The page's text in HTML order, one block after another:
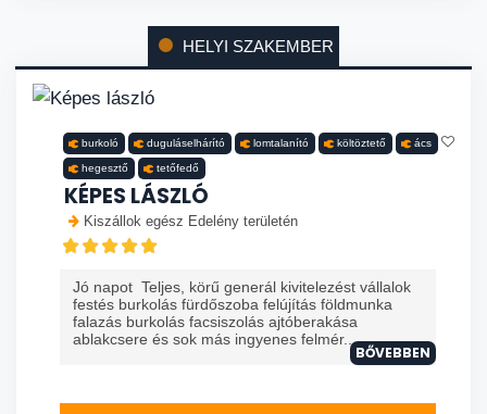
HELYI SZAKEMBER
burkoló duguláselhárító lomtalanító költöztető ács
hegesztő tetőfedő
KÉPES LÁSZLÓ
Kiszállok egész Edelény területén
Jó napot Teljes, körű generál kivitelezést vállalok
festés burkolás fürdőszoba felújítás földmunka
falazás burkolás facsiszolás ajtóberakása
ablakcsere és sok más ingyenes felmér...
BŐVEBBEN